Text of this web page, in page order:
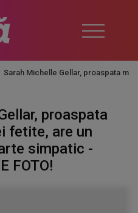
Sarah Michelle Gellar, proaspata
proaspata
fetite, are un
simpatic -
FOTO!